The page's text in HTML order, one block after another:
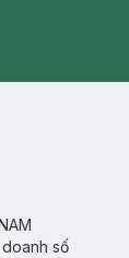
số